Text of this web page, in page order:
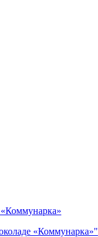
«Коммунарка»"